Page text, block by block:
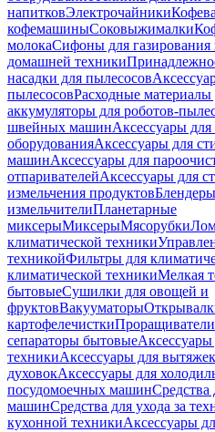
напитковЭлектрочайники
кофемашиныСоковыжималки
молокаСифоны для газирования
домашней техники
насадки для пылесосов
пылесосовРасходные материалы
аккумуляторы для роботов-
швейных машинАксессуары
оборудованияАксессуары для
машинАксессуары для
отпаривателейАксессуары для
измельчения продуктовБлендеры
измельчителиПланетарные
миксерыМиксерыМясорубки
климатической техники
техникойФильтры для
климатической техникиМелкая
бытовыеСушилки для овощей и
фруктовВакууматоры
картофелечистки
сепараторы бытовые
техникиАксессуары для вытяжек
духовокАксессуары для
посудомоечных машинСредства
машинСредства для ухода за
кухонной техникиАксессуары